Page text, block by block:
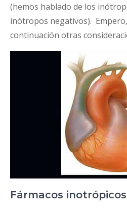
(hemos hablado de los
inótropos negativos).
continuación otras
Fármacos inotrópicos